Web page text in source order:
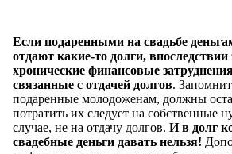
Если подаренными на свадьбе
отдают какие-то долги,
хронические финансовые
связанные с отдачей долгов.
подаренные молодоженам, должны
потратить их следует на собственные
случае, не на отдачу долгов. И в долг
свадебные деньги давать нельзя!